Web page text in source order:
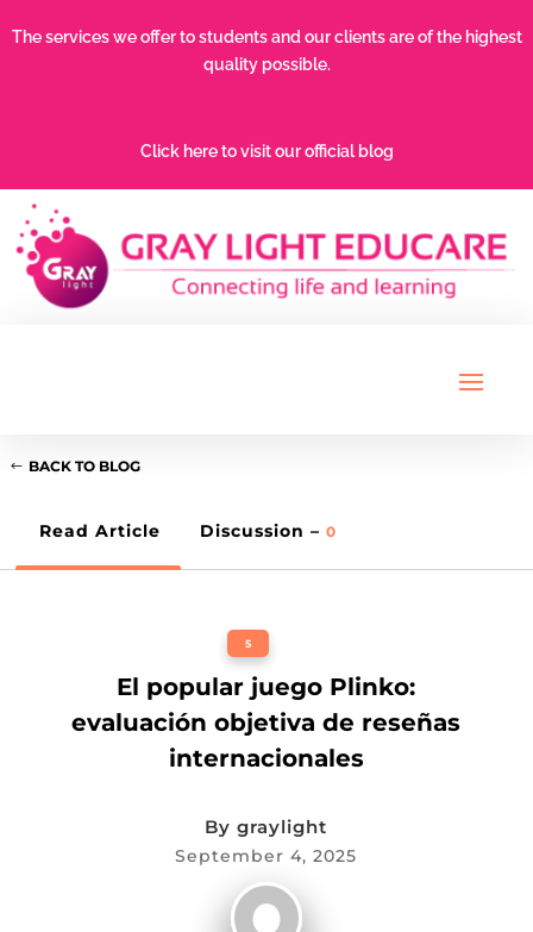
The services we offer to students and our clients are of the highest
quality possible.
Click here to visit our official blog
BACK TO BLOG
Read Article Discussion – 0
5
El popular juego Plinko:
evaluación objetiva de reseñas
internacionales
Bygraylight
September 4, 2025